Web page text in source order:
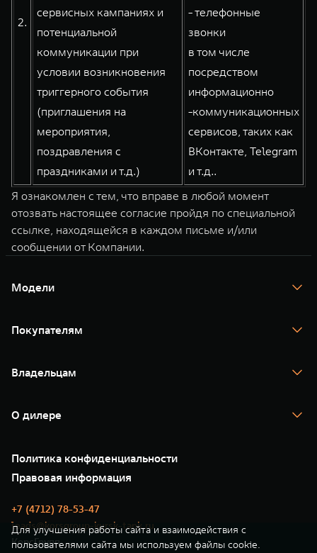
2.
сервисных кампаниях и
потенциальной
коммуникации при
условии возникновения
триггерного события
(приглашения на
мероприятия,
поздравления с
праздниками и т.д.)
- телефонные
звонки
в том числе
посредством
информационно
-коммуникационных
сервисов, таких как
ВКонтакте, Telegram
и т.д..
Я ознакомлен с тем, что вправе в любой момент
отозвать настоящее согласие пройдя по специальной
ссылке, находящейся в каждом письме и/или
сообщении от Компании.
Модели
TANK 400
TANK 500
Покупателям
Тест-драйв
TANK Финансы
Корпоративным клиентам
Зарядные станции
Владельцам
Помощь на дороге
Новые цифровые сервисы TANK
Сервис
Нулевое ТО
Моторные масла
О дилере
35 лет GWM
GWM ТЕХ ДЕНЬ
Новости
Политика конфиденциальности
Правовая информация
+7 (4712) 78-53-47
leads@korsgroup-kursk-tank.ru
КорсГрупп
Для улучшения работы сайта и взаимодействия с
пользователями сайта мы используем файлы cookie.